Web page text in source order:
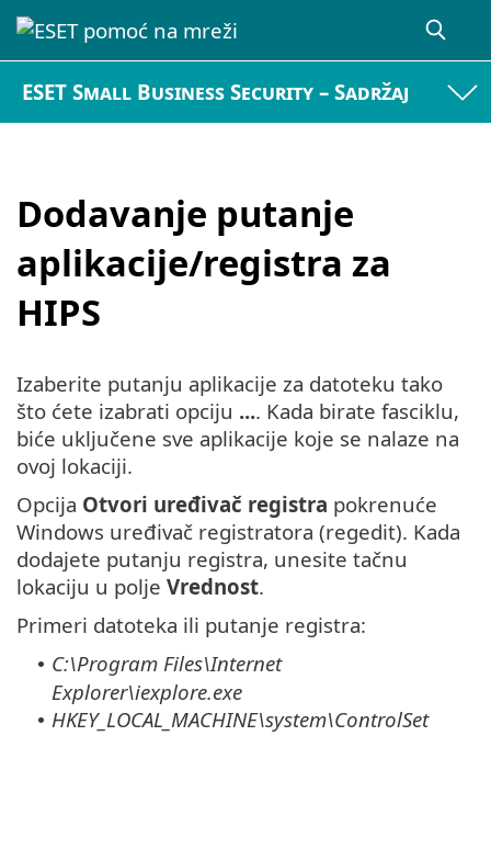
ESET Small Business Security – Sadržaj
Dodavanje putanje
aplikacije/registra za
HIPS
Izaberite putanju aplikacije za datoteku tako
što ćete izabrati opciju .... Kada birate fasciklu,
biće uključene sve aplikacije koje se nalaze na
ovoj lokaciji.
Opcija Otvori uređivač registra pokrenuće
Windows uređivač registratora (regedit). Kada
dodajete putanju registra, unesite tačnu
lokaciju u polje Vrednost.
Primeri datoteka ili putanje registra:
• C:\Program Files\Internet
Explorer\iexplore.exe
• HKEY_LOCAL_MACHINE\system\ControlSet